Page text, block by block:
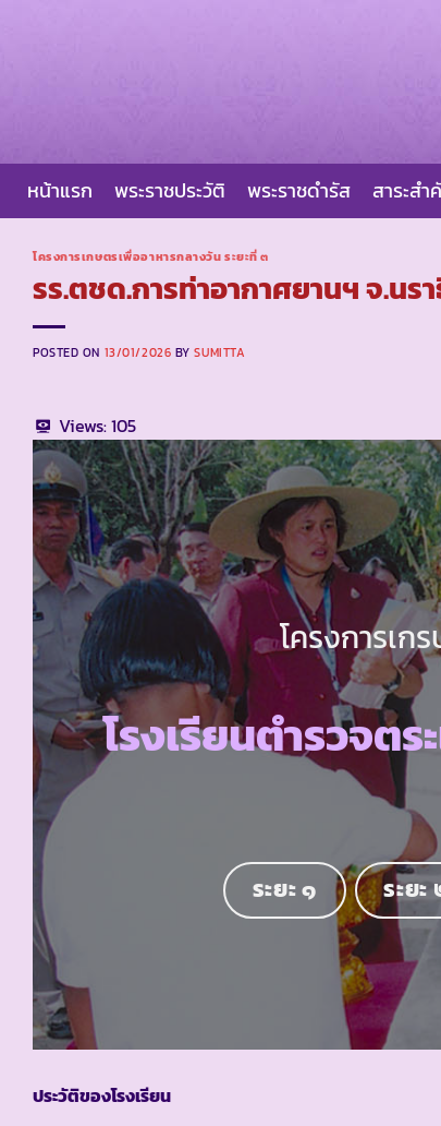
หน้าแรก พระราชประวัติ พระราชดำรัส สาระส
โครงการเกษตรเพื่ออาหารกลางวัน ระยะที่ ๓
รร.ตชด.การท่าอากาศยานฯ จ.นร
POSTED ON 13/01/2026 BYSUMITTA
Views:105
โครงการเก
โรงเรียนตำรวจต
ระยะ ๑ ระยะ
ประวัติของโรงเรียน